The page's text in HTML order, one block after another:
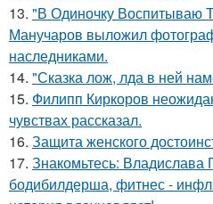
13. "В Одиночку Воспитываю
Манучаров выложил
наследниками.
14. "Сказка лож, лда в ней
15. Филипп Киркоров
чувствах рассказал.
16. Защита женского
17. Знакомьтесь: Владислава
бодибилдерша, фитнес -